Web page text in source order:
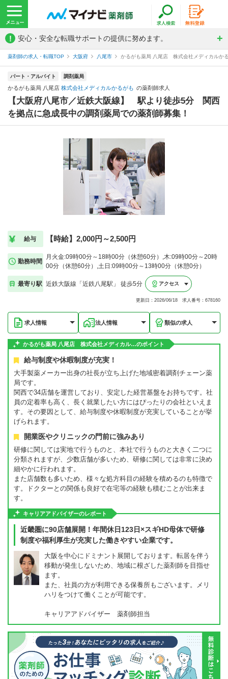
! 安心・安全な転職サポートの提供に努めます。
薬剤師の求人・転職TOP 大阪府 八尾市 かるがも薬局 八尾店 株式会社メディカルか
パート・アルバイト 調剤薬局
かるがも薬局 八尾店 株式会社メディカルかるがも の薬剤師求人
【大阪府八尾市／近鉄大阪線】 駅より徒歩5分 関西
を拠点に急成長中の調剤薬局での薬剤師募集！
給与 【時給】2,000円～2,500円
勤務時間
月火金:09時00分～18時00分（休憩60分）,木:09時00分～20時
00分（休憩60分）,土日:09時00分～13時00分（休憩0分）
最寄り駅 近鉄大阪線「近鉄八尾駅」 徒歩5分 アクセス
更新日：2026/06/18 求人番号：678160
求人情報 法人情報 類似の求人
かるがも薬局 八尾店 株式会社メディカル…のポイント
給与制度や休暇制度が充実！
大手製薬メーカー出身の社長が立ち上げた地域密着調剤チェーン薬
局です。
関西で34店舗を運営しており、安定した経営基盤をお持ちです。社
員の定着率も高く、長く就業したい方にはぴったりの会社といえま
す。その要因として、給与制度や休暇制度が充実していることが挙
げられます。
開業医やクリニックの門前に強みあり
研修に関しては実地で行うものと、本社で行うものと大きく二つに
分類されますが、少数店舗が多いため、研修に関しては非常に決め
細やかに行われます。
また店舗数も多いため、様々な処方科目の経験を積めるのも特徴で
す。ドクターとの関係も良好で在宅等の経験も積むことが出来ま
す。
キャリアアドバイザーのレポート
近畿圏に90店舗展開！年間休日123日×スギHD母体で研修
制度や福利厚生が充実した働きやすい企業です。
大阪を中心にドミナント展開しております。転居を伴う
移動が発生しないため、地域に根ざした薬剤師を目指せ
ます。
また、社員の方が利用できる保養所もございます。メリ
ハリをつけて働くことが可能です。
キャリアアドバイザー 薬剤師担当